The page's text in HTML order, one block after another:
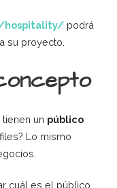
hospitality/ podrá
su proyecto.
un público
Lo mismo
cuál es el público